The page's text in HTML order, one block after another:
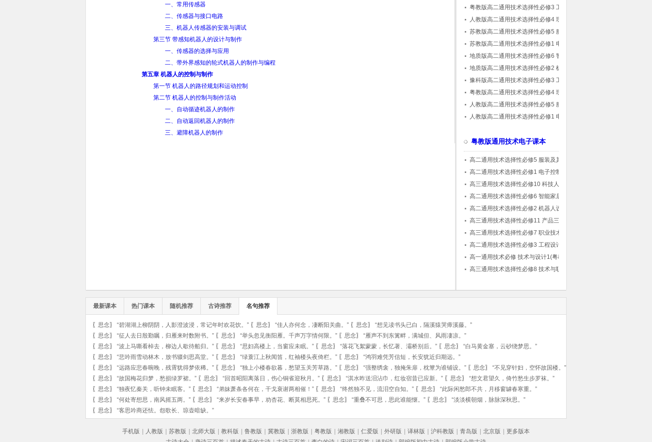
一、常用传感器
二、传感器与接口电路
三、机器人传感器的安装与调试
第三节 带感知机器人的设计与制作
一、传感器的选择与应用
二、带外界感知的轮式机器人的制作与编程
第五章 机器人的控制与制作
第一节 机器人的路径规划和运动控制
第二节 机器人的控制与制作活动
一、自动循迹机器人的制作
二、自动返回机器人的制作
三、避障机器人的制作
粤教版高二通用技术选择性必修3 工程设计基
础(粤教粤科版)
人教版高二通用技术选择性必修4 现代家政技
术
苏教版高二通用技术选择性必修5 服装及其设
计
苏教版高二通用技术选择性必修1 电子控制技
术
地质版高二通用技术选择性必修6 智能家居应
用设计
地质版高二通用技术选择性必修2 机器人设计
与制作
豫科版高二通用技术选择性必修3 工程设计基
础
粤教版高二通用技术选择性必修4 现代家政技
术(粤教粤科版)
人教版高二通用技术选择性必修5 服装及其设
计
人教版高二通用技术选择性必修1 电子控制技
粤教版通用技术电子课本
高二通用技术选择性必修5 服装及其设计(粤
教粤科版)
高二通用技术选择性必修1 电子控制技术(粤
教粤科版)
高三通用技术选择性必修10 科技人文融合创
新专题(粤教粤科版)
高二通用技术选择性必修6 智能家居应用设计
(粤教粤科版)
高二通用技术选择性必修2 机器人设计与制作
(粤教粤科版)
高三通用技术选择性必修11 产品三维设计与
制造(粤教粤科版)
高三通用技术选择性必修7 职业技术基础(粤
教粤科版)
高二通用技术选择性必修3 工程设计基础(粤
教粤科版)
高一通用技术必修 技术与设计1(粤教粤科版)
高三通用技术选择性必修8 技术与职业探索
最新课本 热门课本 随机推荐 古诗推荐 名句推荐
〖 思念〗 “碧湖湖上柳阴阴，人影澄波浸，常记年时欢花饮。” 〖 思念〗 “佳人亦何念，凄断阳关曲。” 〖 思念〗 “想见读书头已白，隔溪猿哭瘴溪藤。”
〖 思念〗 “征人去日殷勤嘱，归雁来时数附书。” 〖 思念〗 “举头忽见衡阳雁。千声万字情何限。” 〖 思念〗 “雁声不到东篱畔，满城但、风雨凄凉。”
〖 思念〗 “波上马嘶看棹去，柳边人歇待船归。” 〖 思念〗 “思妇高楼上，当窗应未眠。” 〖 思念〗 “落花飞絮蒙蒙，长忆著、灞桥别后。” 〖 思念〗 “白马黄金塞，云砂绕梦思。”
〖 思念〗 “悲吟雨雪动林木，放书辍剑思高堂。” 〖 思念〗 “绿蓑江上秋闻笛，红袖楼头夜倚栏。” 〖 思念〗 “鸿羽难凭芳信短，长安犹近归期远。”
〖 思念〗 “远路应悲春晼晚，残霄犹得梦依稀。” 〖 思念〗 “独上小楼春欲暮，愁望玉关芳草路。” 〖 思念〗 “强整绣衾，独掩朱扉，枕簟为谁铺设。” 〖 思念〗 “不见穿针妇，空怀故国楼。”
〖 思念〗 “故国梅花归梦，愁损绿罗裙。” 〖 思念〗 “回首昭阳离落日，伤心铜雀迎秋月。” 〖 思念〗 “淇水昨送泪沾巾，红妆宿昔已应新。” 〖 思念〗 “想文君望久，倚竹愁生步罗袜。”
〖 思念〗 “独夜忆秦关，听钟未眠客。” 〖 思念〗 “弟妹萧条各何在，干戈衰谢两相催！” 〖 思念〗 “终然独不见，流泪空自知。” 〖 思念〗 “此际闲愁郎不共，月移窗罅春寒重。”
〖 思念〗 “何处寄想思，南风摇五两。” 〖 思念〗 “来岁长安春事早，劝杏花、断莫相思死。” 〖 思念〗 “重叠不可思，思此谁能惬。” 〖 思念〗 “淡淡横朝烟，脉脉深秋思。”
〖 思念〗 “客思吟商还怯。怨歌长、琼壶暗缺。”
手机版 人教版 苏教版 北师大版 教科版 鲁教版 冀教版 浙教版 粤教版 湘教版 仁爱版 外研版 译林版 沪科教版 青岛版 北京版
更多版本